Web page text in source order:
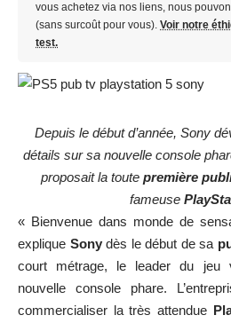
vous achetez via nos liens, nous
(sans surcoût pour vous). Voir notre
test.
Depuis le début d’année, Sony
détails sur sa nouvelle console
proposait la toute première
fameuse
« Bienvenue dans monde de
explique Sonydès le début de sa
court métrage, le leader du jeu
nouvelle console phare.
commercialiser la très attendue